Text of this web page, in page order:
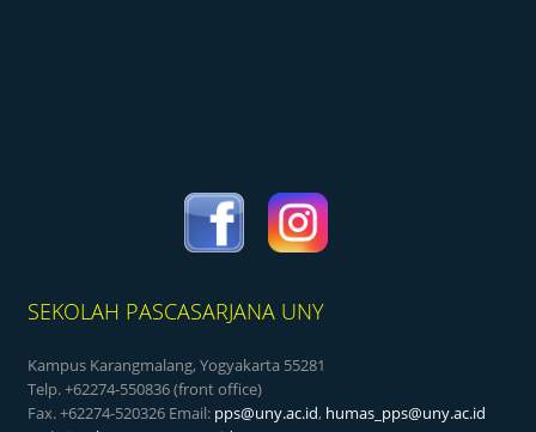
SEKOLAH PASCASARJANA UNY
Kampus Karangmalang, Yogyakarta 55281
Telp. +62274-550836 (front office)
Fax. +62274-520326 Email: pps@uny.ac.id, humas_pps@uny.ac.id